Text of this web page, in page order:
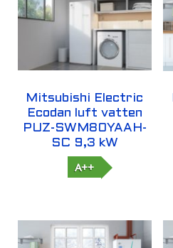
Mitsubishi Electric
Ecodan luft vatten
PUZ-SWM80YAAH-
SC 9,3 kW
A++